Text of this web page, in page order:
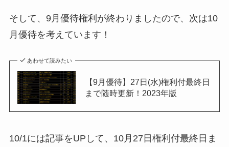
そして、9月優待権利が終わりましたので、次は10
月優待を考えています！
あわせて読みたい
【9月優待】27日(水)権利付最終日
まで随時更新！2023年版
10/1には記事をUPして、10月27日権利付最終日ま